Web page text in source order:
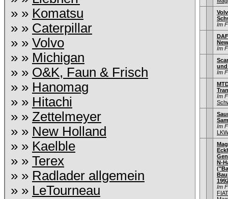
» » Komatsu
» » Caterpillar
» » Volvo
» » Michigan
» » O&K, Faun & Frisch
» » Hanomag
» » Hitachi
» » Zettelmeyer
» » New Holland
» » Kaelble
» » Terex
» » Radlader allgemein
» » LeTourneau
Im
Im
und
Im
Im
Im
N-
Im